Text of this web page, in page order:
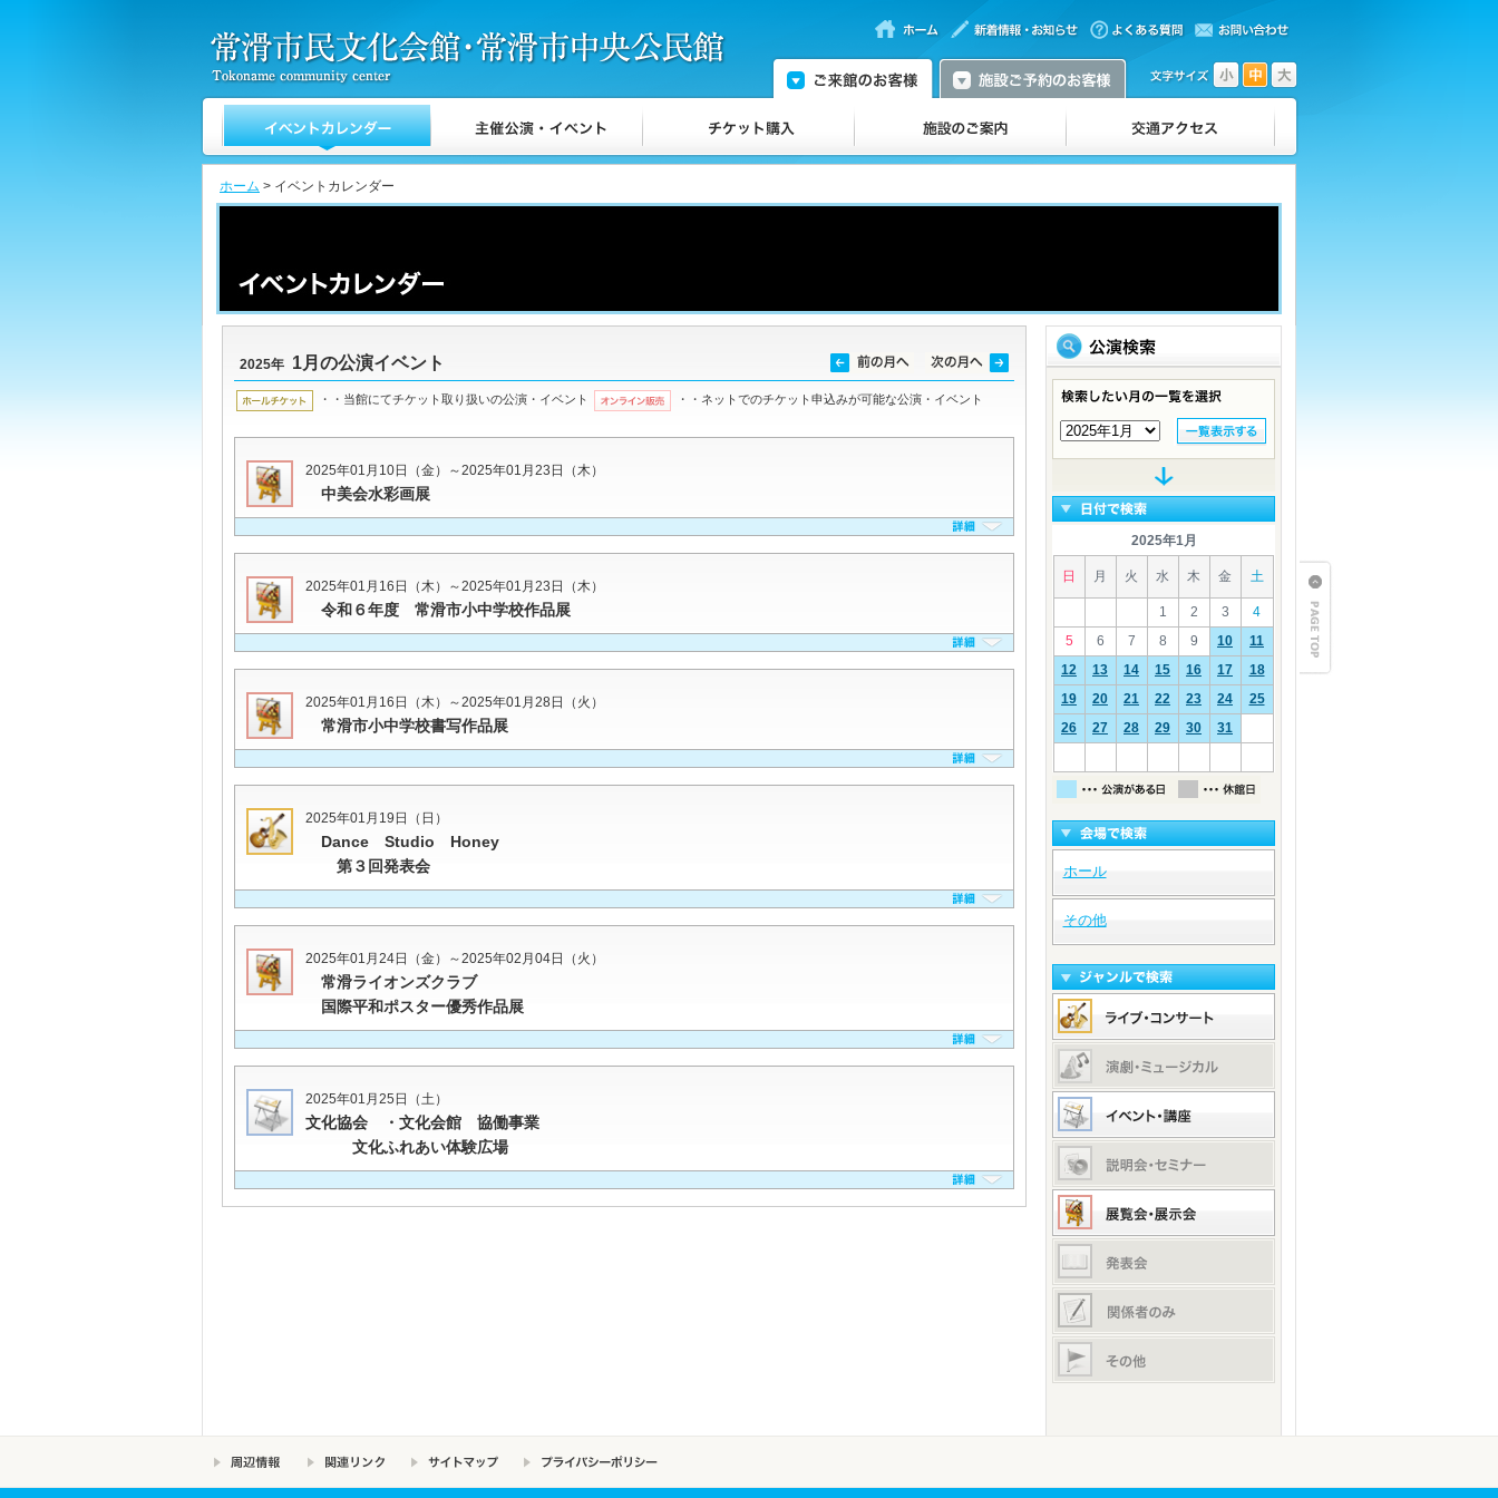
ホーム > イベントカレンダー
2025年 1月の公演イベント
・・当館にてチケット取り扱いの公演・イベント ・・ネットでのチケット申込みが可能な公演・イベント
2025年01月10日（金）～2025年01月23日（木）
中美会水彩画展
2025年01月16日（木）～2025年01月23日（木）
令和６年度 常滑市小中学校作品展
2025年01月16日（木）～2025年01月28日（火）
常滑市小中学校書写作品展
2025年01月19日（日）
Dance Studio Honey
第３回発表会
2025年01月24日（金）～2025年02月04日（火）
常滑ライオンズクラブ
国際平和ポスター優秀作品展
2025年01月25日（土）
文化協会 ・文化会館 協働事業
文化ふれあい体験広場
2025年1月
日 月 火 水 木 金 土
1 2 3
4
5
6 7 8 9 10
11
12
13 14 15 16 17
18
19
20 21 22 23 24
25
26
27 28 29 30 31
ホール
その他